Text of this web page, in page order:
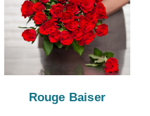
Rouge Baiser